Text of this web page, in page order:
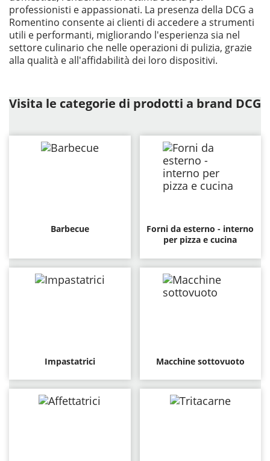
professionisti e appassionati. La presenza della DCG a
Romentino consente ai clienti di accedere a strumenti
utili e performanti, migliorando l'esperienza sia nel
settore culinario che nelle operazioni di pulizia, grazie
alla qualità e all'affidabilità dei loro dispositivi.
Visita le categorie di prodotti a brand DCG
Barbecue
Forni da esterno - interno
per pizza e cucina
Impastatrici Macchine sottovuoto